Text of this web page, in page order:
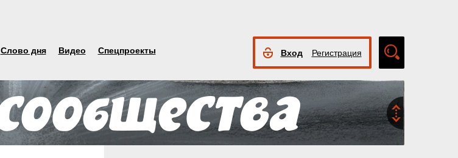
Слово дня Видео Спецпроекты Вход Регистрация
поиск